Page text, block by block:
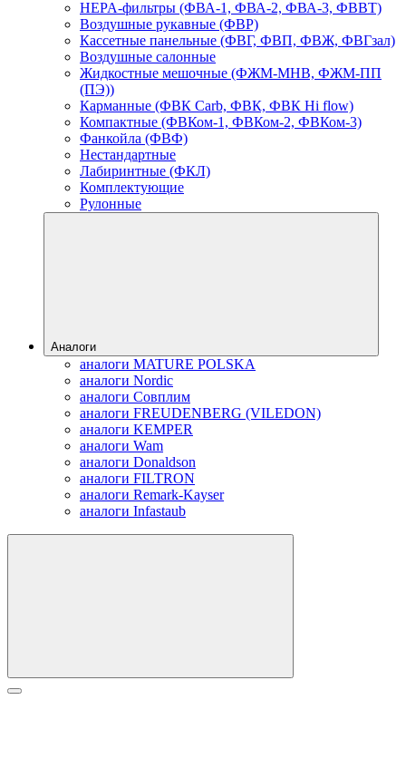
HEPA-фильтры (ФВА-1, ФВА-2, ФВА-3, ФВВТ)
Воздушные рукавные (ФВР)
Кассетные панельные (ФВГ, ФВП, ФВЖ, ФВГзал)
Воздушные салонные
Жидкостные мешочные (ФЖМ-МНВ, ФЖМ-ПП
(ПЭ))
Карманные (ФВК Carb, ФВК, ФВК Hi flow)
Компактные (ФВКом-1, ФВКом-2, ФВКом-3)
Фанкойла (ФВФ)
Нестандартные
Лабиринтные (ФКЛ)
Комплектующие
Рулонные
Аналоги
аналоги MATURE POLSKA
аналоги Nordic
аналоги Совплим
аналоги FREUDENBERG (VILEDON)
аналоги KEMPER
аналоги Wam
аналоги Donaldson
аналоги FILTRON
аналоги Remark-Kayser
аналоги Infastaub